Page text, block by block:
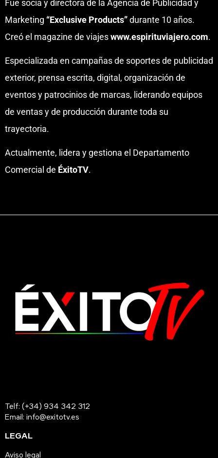
Fue socia y directora de la Agencia de Publicidad y
Marketing “Exclusive Products”durante 10 años.
Creó el magazine de viajeswww.espirituviajero.com.
Especializada en campañas de soportes de publicidad
exterior, prensa escrita, digital, organización de
eventos y patrocinios de marcas, liderando equipos
de ventas y de producción durante toda su
trayectoria.
Actualmente, lidera y gestiona el Departamento
Comercial de ÉxitoTV.
Telf: (+34) 934 342 312
Email: info@exitotv.es
LEGAL
Aviso legal